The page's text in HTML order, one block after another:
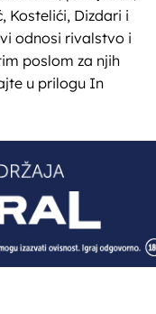
Kostelići, Dizdari i
odnosi rivalstvo i
poslom za njih
u prilogu In